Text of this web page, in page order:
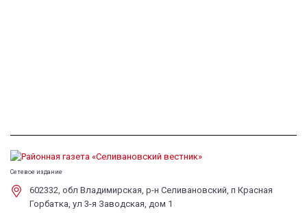
Сетевое издание
602332, обл Владимирская, р-н Селивановский, п Красная
Горбатка, ул 3-я Заводская, дом 1